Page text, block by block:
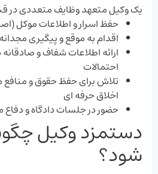
یک وکیل متعهد وظایف متعددی در
حفظ اسرار و اطلاعات موکل
اقدام به موقع و پیگیری
ارائه اطلاعات شفاف و صادقانه
احتمالات
تلاش برای حفظ حقوق و منافع
اخلاق حرفه ‌ای
حضور در جلسات دادگاه و دفاع
دستمزد وکیل
شود؟